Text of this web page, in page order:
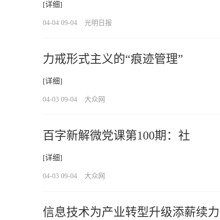
[详细]
04-04 09-04 光明日报
力戒形式主义的“痕迹管理”
[详细]
04-03 09-04 大众网
百字新解微党课第100期：社
[详细]
04-03 09-04 大众网
信息技术为产业转型升级添薪续力